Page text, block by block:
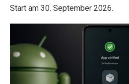
Start am 30. September 2026.